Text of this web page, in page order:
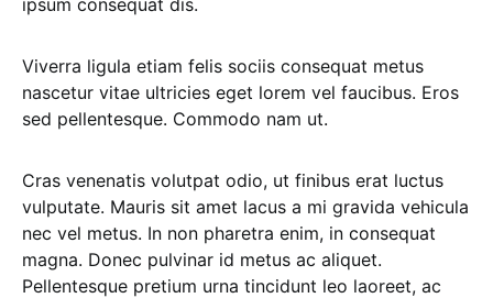
ipsum consequat dis.
Viverra ligula etiam felis sociis consequat metus
nascetur vitae ultricies eget lorem vel faucibus. Eros
sed pellentesque. Commodo nam ut.
Cras venenatis volutpat odio, ut finibus erat luctus
vulputate. Mauris sit amet lacus a mi gravida vehicula
nec vel metus. In non pharetra enim, in consequat
magna. Donec pulvinar id metus ac aliquet.
Pellentesque pretium urna tincidunt leo laoreet, ac